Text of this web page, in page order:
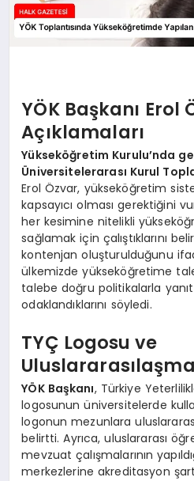
YÖK Başkanı Erol
Açıklamaları
Yükseköğretim Kurulu’nda
Üniversitelerarası Kurul
Erol Özvar, yükseköğretim
kapsayıcı olması gerektiğini
her kesimine nitelikli
sağlamak için çalıştıklarını
kontenjan oluşturulduğunu
ülkemizde yükseköğretime
talebe doğru politikalarla
odaklandıklarını söyledi.
TYÇ Logosu ve
Uluslararasılaşma
YÖK Başkanı, Türkiye
logosunun üniversitelerde
logonun mezunlara
belirtti. Ayrıca, uluslararası
mevzuat çalışmalarının
merkezlerine akreditasyon